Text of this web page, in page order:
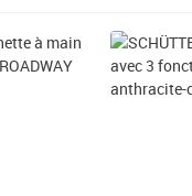
Prix 71,82€